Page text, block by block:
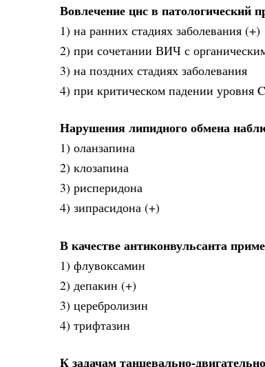
Вовлечение цнс в патологический
1) на ранних стадиях заболевания (+)
2) при сочетании ВИЧ с
3) на поздних стадиях заболевания
4) при критическом падении уровня
Нарушения липидного обмена
1) оланзапина
2) клозапина
3) рисперидона
4) зипрасидона (+)
В качестве антиконвульсанта
1) флувоксамин
2) депакин (+)
3) церебролизин
4) трифтазин
К задачам танцевально-